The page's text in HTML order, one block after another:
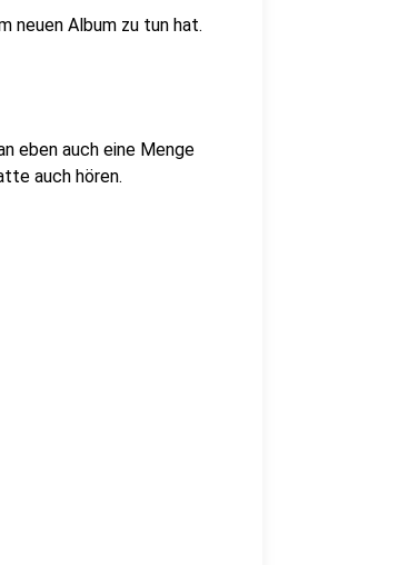
neuen Album zu tun hat.
eben auch eine Menge
auch hören.